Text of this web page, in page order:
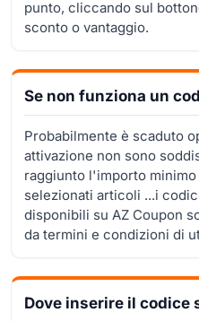
punto, cliccando sul
sconto o vantaggio.
Se non funziona un
Probabilmente è scaduto
attivazione non sono
raggiunto l'importo
selezionati articoli ...i
disponibili su AZ Coupon
da termini e condizioni di
Dove inserire il codice